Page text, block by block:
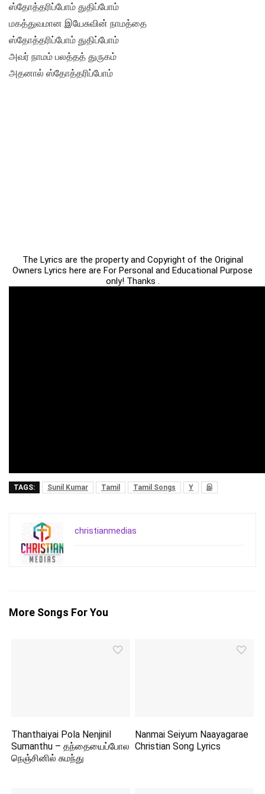
ஸ்தோத்தரிப்போம் துதிப்போம்
மகத்துவமான இயேசுவின் நாமத்தை
ஸ்தோத்தரிப்போம் துதிப்போம்
அவர் நாமம் பலத்தத் துருகம்
அதனால் ஸ்தோத்தரிப்போம்
The Lyrics are the property and Copyright of the Original
Owners Lyrics here are For Personal and Educational Purpose
only! Thanks .
TAGS: Sunil Kumar Tamil Tamil Songs Y இ
christianmedias
More Songs For You
Thanthaiyai Pola Nenjinil
Sumanthu – தந்தையைப்போல
நெஞ்சினில் சுமந்து
Nanmai Seiyum Naayagarae
Christian Song Lyrics